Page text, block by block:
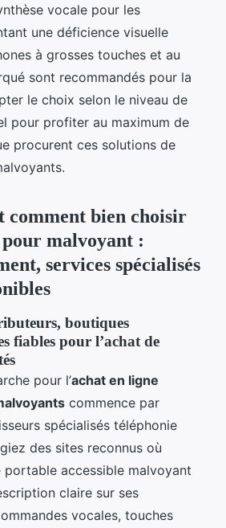
vocale pour les
une déficience visuelle
à grosses touches et au
sont recommandés pour la
le choix selon le niveau de
pour profiter au maximum de
procurent ces solutions de
comment bien choisir
malvoyant :
services spécialisés
boutiques
fiables pour l’achat de
pour l’achat en ligne
commence par
spécialisés téléphonie
des sites reconnus où
portable accessible malvoyant
claire sur ses
vocales, touches